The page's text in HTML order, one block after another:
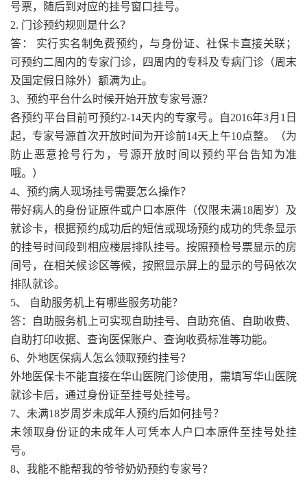
号票，随后到对应的挂号窗口挂号。
2. 门诊预约规则是什么？
答： 实行实名制免费预约，与身份证、社保卡直接关联；
可预约二周内的专家门诊，四周内的专科及专病门诊（周末
及国定假日除外）额满为止。
3、预约平台什么时候开始开放专家号源？
各预约平台目前可预约2-14天内的专家号。自2016年3月1日
起，专家号源首次开放时间为开诊前14天上午10点整。（为
防止恶意抢号行为，号源开放时间以预约平台告知为准
哦。）
4、预约病人现场挂号需要怎么操作？
带好病人的身份证原件或户口本原件（仅限未满18周岁）及
就诊卡，根据预约成功后的短信或现场预约成功的凭条显示
的挂号时间段到相应楼层排队挂号。按照预检号票显示的房
间号，在相关候诊区等候，按照显示屏上的显示的号码依次
排队就诊。
5、 自助服务机上有哪些服务功能？
答：自助服务机上可实现自助挂号、自助充值、自助收费、
自助打印收据、查询医保账户、查询收费标准等功能。
6、外地医保病人怎么领取预约挂号？
外地医保卡不能直接在华山医院门诊使用，需填写华山医院
就诊卡后，通过身份证至挂号处挂号。
7、未满18岁周岁未成年人预约后如何挂号？
未领取身份证的未成年人可凭本人户口本原件至挂号处挂
号。
8、我能不能帮我的爷爷奶奶预约专家号？